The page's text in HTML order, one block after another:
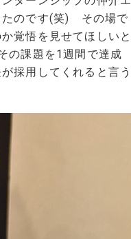
たのです(笑) その場で
覚悟を見せてほしいと
の課題を1週間で達成
採用してくれると言う